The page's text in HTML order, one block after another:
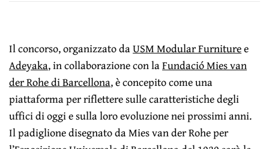
Il concorso, organizzato daUSM Modular Furnituree
Adeyaka, in collaborazione con laFundació Mies van
der Rohe di Barcellona, è concepito come una
piattaforma per riflettere sulle caratteristiche degli
uffici di oggi e sulla loro evoluzione nei prossimi anni.
Il padiglione disegnato da Mies van der Rohe per